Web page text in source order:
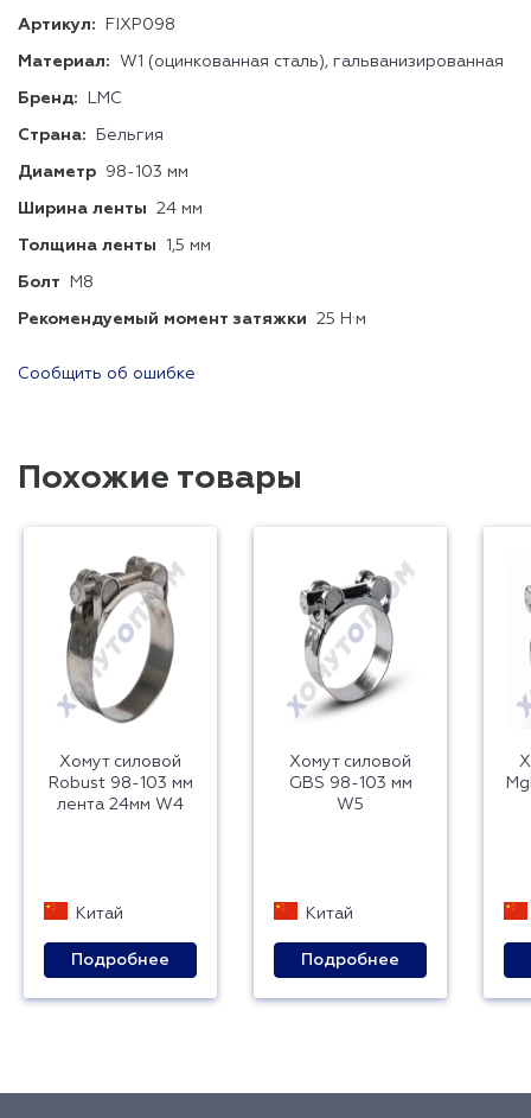
Артикул: FIXP098
Материал: W1 (оцинкованная сталь), гальванизированная
Бренд: LMC
Страна: Бельгия
Диаметр 98-103 мм
Ширина ленты 24 мм
Толщина ленты 1,5 мм
Болт М8
Рекомендуемый момент затяжки 25 Н·м
Сообщить об ошибке
Похожие товары
Хомут силовой
Robust 98-103 мм
лента 24мм W4
Китай
Подробнее
Хомут силовой
GBS 98-103 мм
W5
Китай
Подробнее